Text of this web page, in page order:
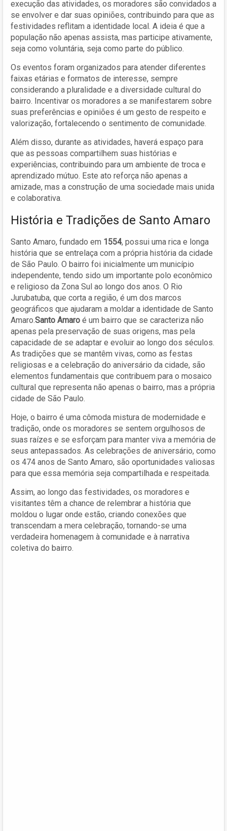
execução das atividades, os moradores são convidados a
se envolver e dar suas opiniões, contribuindo para que as
festividades reflitam a identidade local. A ideia é que a
população não apenas assista, mas participe ativamente,
seja como voluntária, seja como parte do público.
Os eventos foram organizados para atender diferentes
faixas etárias e formatos de interesse, sempre
considerando a pluralidade e a diversidade cultural do
bairro. Incentivar os moradores a se manifestarem sobre
suas preferências e opiniões é um gesto de respeito e
valorização, fortalecendo o sentimento de comunidade.
Além disso, durante as atividades, haverá espaço para
que as pessoas compartilhem suas histórias e
experiências, contribuindo para um ambiente de troca e
aprendizado mútuo. Este ato reforça não apenas a
amizade, mas a construção de uma sociedade mais unida
e colaborativa.
História e Tradições de Santo Amaro
Santo Amaro, fundado em 1554, possui uma rica e longa
história que se entrelaça com a própria história da cidade
de São Paulo. O bairro foi inicialmente um município
independente, tendo sido um importante polo econômico
e religioso da Zona Sul ao longo dos anos. O Rio
Jurubatuba, que corta a região, é um dos marcos
geográficos que ajudaram a moldar a identidade de Santo
Amaro.Santo Amaro é um bairro que se caracteriza não
apenas pela preservação de suas origens, mas pela
capacidade de se adaptar e evoluir ao longo dos séculos.
As tradições que se mantêm vivas, como as festas
religiosas e a celebração do aniversário da cidade, são
elementos fundamentais que contribuem para o mosaico
cultural que representa não apenas o bairro, mas a própria
cidade de São Paulo.
Hoje, o bairro é uma cômoda mistura de modernidade e
tradição, onde os moradores se sentem orgulhosos de
suas raízes e se esforçam para manter viva a memória de
seus antepassados. As celebrações de aniversário, como
os 474 anos de Santo Amaro, são oportunidades valiosas
para que essa memória seja compartilhada e respeitada.
Assim, ao longo das festividades, os moradores e
visitantes têm a chance de relembrar a história que
moldou o lugar onde estão, criando conexões que
transcendam a mera celebração, tornando-se uma
verdadeira homenagem à comunidade e à narrativa
coletiva do bairro.